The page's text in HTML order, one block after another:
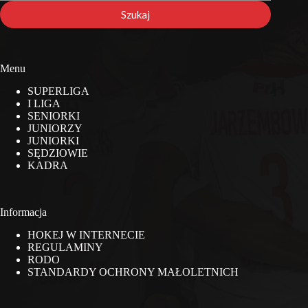
stronie
Szukaj
Menu
SUPERLIGA
I LIGA
SENIORKI
JUNIORZY
JUNIORKI
SĘDZIOWIE
KADRA
Informacja
HOKEJ W INTERNECIE
REGULAMINY
RODO
STANDARDY OCHRONY MAŁOLETNICH